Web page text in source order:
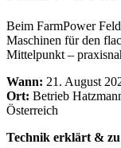
Beim FarmPower
Maschinen für den
Mittelpunkt –
Wann: 21. August
Ort: Betrieb
Österreich
Technik erklärt & zu